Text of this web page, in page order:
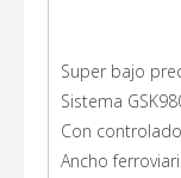
Super bajo
Sistema
Con
Ancho